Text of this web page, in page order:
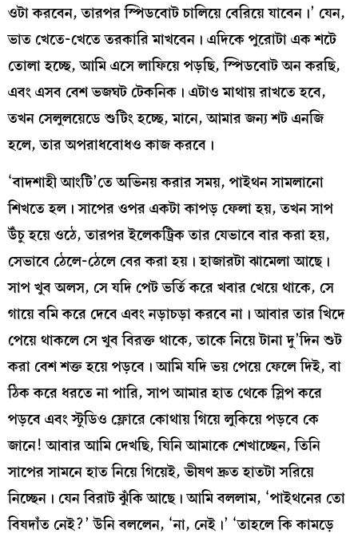
ওটা করবেন, তারপর স্পিডবোট চালিয়ে বেরিয়ে যাবেন।’ যেন,
ভাত খেতে-খেতে তরকারি মাখবেন। এদিকে পুরোটা এক শটে
তোলা হচ্ছে, আমি এসে লাফিয়ে পড়ছি, স্পিডবোট অন করছি,
এবং এসব বেশ ভজঘট টেকনিক। এটাও মাথায় রাখতে হবে,
তখন সেলুলয়েডে শুটিং হচ্ছে, মানে, আমার জন্য শট এনজি
হলে, তার অপরাধবোধও কাজ করবে।
‘বাদশাহী আংটি’তে অভিনয় করার সময়, পাইথন সামলানো
শিখতে হল। সাপের ওপর একটা কাপড় ফেলা হয়, তখন সাপ
উঁচু হয়ে ওঠে, তারপর ইলেকট্রিক তার যেভাবে বার করা হয়,
সেভাবে ঠেলে-ঠেলে বের করা হয়। হাজারটা ঝামেলা আছে।
সাপ খুব অলস, সে যদি পেট ভর্তি করে খবার খেয়ে থাকে, সে
গায়ে বমি করে দেবে এবং নড়াচড়া করবে না। আবার তার খিদে
পেয়ে থাকলে সে খুব বিরক্ত থাকে, তাকে নিয়ে টানা দু’দিন শুট
করা বেশ শক্ত হয়ে পড়বে। আমি যদি ভয় পেয়ে ফেলে দিই, বা
ঠিক করে ধরতে না পারি, সাপ আমার হাত থেকে স্লিপ করে
পড়বে এবং স্টুডিও ফ্লোরে কোথায় গিয়ে লুকিয়ে পড়বে কে
জানে! আবার আমি দেখছি, যিনি আমাকে শেখাচ্ছেন, তিনি
সাপের সামনে হাত নিয়ে গিয়েই, ভীষণ দ্রুত হাতটা সরিয়ে
নিচ্ছেন। যেন বিরাট ঝুঁকি আছে। আমি বললাম, ‘পাইথনের তো
বিষদাঁত নেই?’ উনি বললেন, ‘না, নেই।’ ‘তাহলে কি কামড়ে